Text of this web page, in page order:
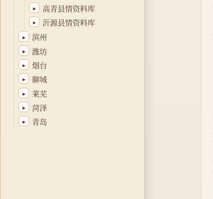
▸ 高青县情资料库
▸ 沂源县情资料库
▸ 滨州
▸ 潍坊
▸ 烟台
▸ 聊城
▸ 莱芜
▸ 菏泽
▸ 青岛